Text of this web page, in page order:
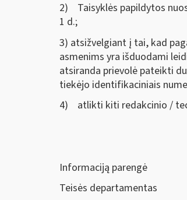
2) Taisyklės papildytos
1 d.;
3) atsižvelgiant į tai, kad
asmenims yra išduodami
atsiranda prievolė pateikti
tiekėjo identifikaciniais
4) atlikti kiti redakcinio /
Informaciją parengė
Teisės departamentas